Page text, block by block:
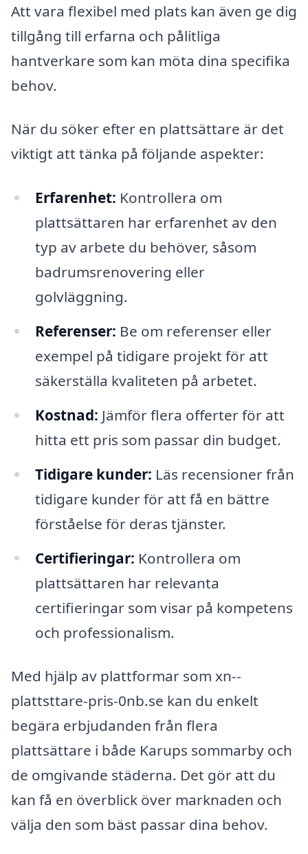
Att vara flexibel med plats kan även ge dig
tillgång till erfarna och pålitliga
hantverkare som kan möta dina specifika
behov.
När du söker efter en plattsättare är det
viktigt att tänka på följande aspekter:
Erfarenhet: Kontrollera om
plattsättaren har erfarenhet av den
typ av arbete du behöver, såsom
badrumsrenovering eller
golvläggning.
Referenser: Be om referenser eller
exempel på tidigare projekt för att
säkerställa kvaliteten på arbetet.
Kostnad: Jämför flera offerter för att
hitta ett pris som passar din budget.
Tidigare kunder: Läs recensioner från
tidigare kunder för att få en bättre
förståelse för deras tjänster.
Certifieringar: Kontrollera om
plattsättaren har relevanta
certifieringar som visar på kompetens
och professionalism.
Med hjälp av plattformar som xn--
plattsttare-pris-0nb.se kan du enkelt
begära erbjudanden från flera
plattsättare i både Karups sommarby och
de omgivande städerna. Det gör att du
kan få en överblick över marknaden och
välja den som bäst passar dina behov.